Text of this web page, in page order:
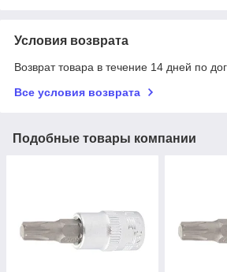
Условия возврата
Возврат товара в течение 14 дней по
Все условия возврата
Подобные товары компании